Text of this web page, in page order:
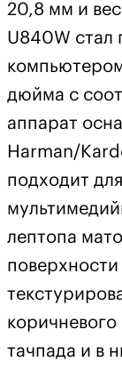
20,8 мм и вес
U840W стал
дюйма с
аппарат
Harman/
подходит
лептопа
тачпада и в